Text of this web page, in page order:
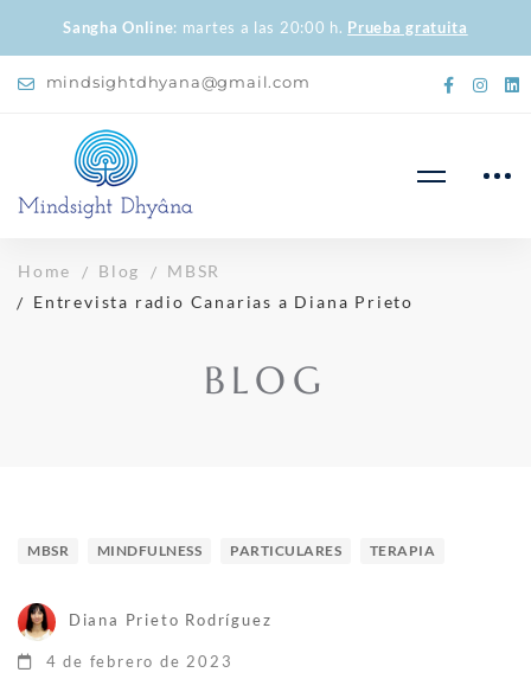
Sangha Online: martes a las 20:00 h. Prueba gratuita
mindsightdhyana@gmail.com
Home Blog
MBSR
Entrevista radio Canarias a Diana Prieto
BLOG
MBSR MINDFULNESS PARTICULARES TERAPIA
Diana Prieto Rodríguez
4 de febrero de 2023